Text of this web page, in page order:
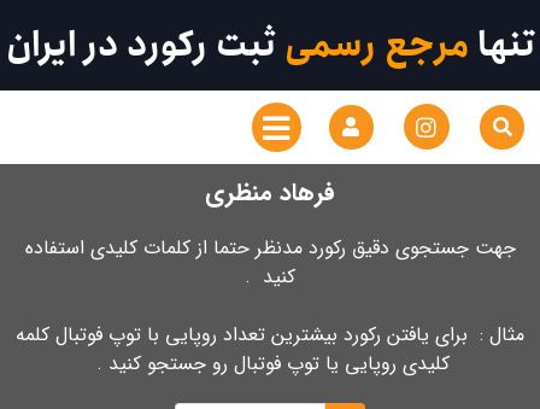
تنهامرجع رسمیثبت رکورد در ایران
فرهاد منظری
جهت جستجوی دقیق رکورد مدنظر حتما از کلمات کلیدی استفاده
کنید .
مثال : برای یافتن رکورد بیشترین تعداد روپایی با توپ فوتبال کلمه
کلیدی روپایی یا توپ فوتبال رو جستجو کنید .